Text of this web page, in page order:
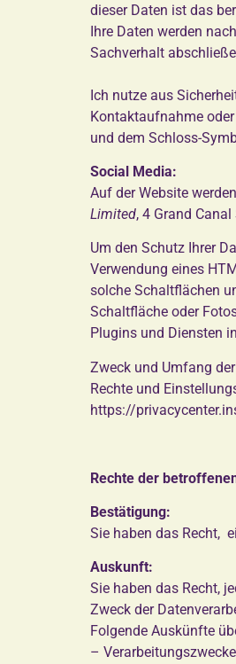
dieser Daten ist das
Ihre Daten werden
Sachverhalt
Ich nutze aus
Kontaktaufnahme
und dem Schloss-
Social Media:
Auf der Website
Limited, 4 Grand
Um den Schutz Ihrer
Verwendung eines
solche Schaltflächen
Schaltfläche oder
Plugins und Diensten
Zweck und Umfang
Rechte und
https://
Rechte der
Bestätigung:
Sie haben das Recht,
Auskunft:
Sie haben das Recht,
Zweck der
Folgende Auskünfte
– Verarbeitungszwecke